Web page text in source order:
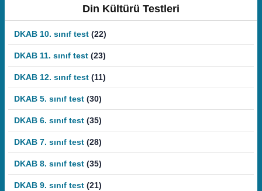
Din Kültürü Testleri
DKAB 10. sınıf test (22)
DKAB 11. sınıf test (23)
DKAB 12. sınıf test (11)
DKAB 5. sınıf test (30)
DKAB 6. sınıf test (35)
DKAB 7. sınıf test (28)
DKAB 8. sınıf test (35)
DKAB 9. sınıf test (21)